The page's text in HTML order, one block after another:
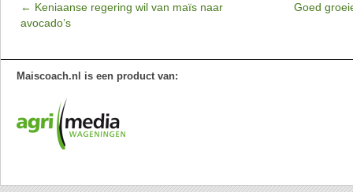
← Keniaanse regering wil van maïs naar
avocado’s
Goed
Maiscoach.nl is een product van: